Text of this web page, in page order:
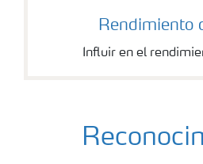
Rendimiento
Influir en el